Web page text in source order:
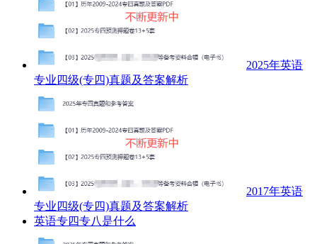
2025年英语
专业四级(专四)真题及答案解析
2017年英语
专业四级(专四)真题及答案解析
英语专四专八是什么